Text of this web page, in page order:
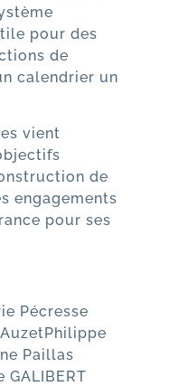
pour des
de
calendrier un
vient
de
engagements
pour ses
Pécresse
Philippe
Paillas
GALIBERT